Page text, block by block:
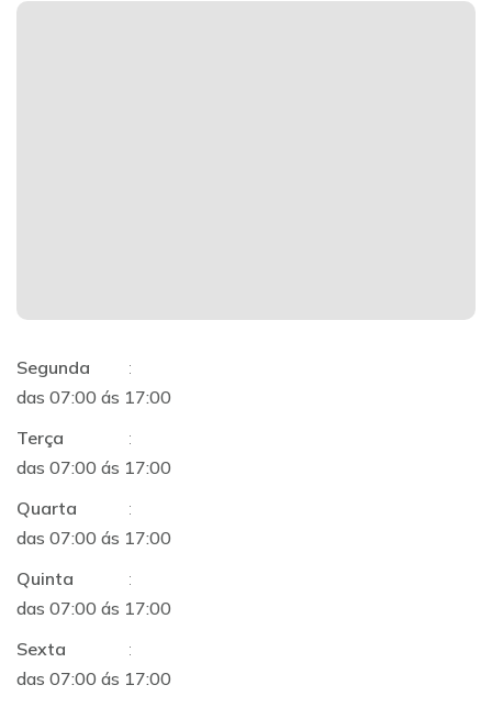
Segunda
:
das 07:00 ás 17:00
Terça
:
das 07:00 ás 17:00
Quarta
:
das 07:00 ás 17:00
Quinta
:
das 07:00 ás 17:00
Sexta
:
das 07:00 ás 17:00